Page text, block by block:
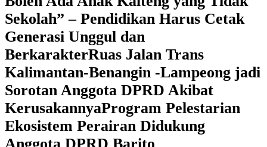
Sekolah” – Pendidikan Harus Cetak
Generasi Unggul dan
BerkarakterRuas Jalan Trans
Kalimantan-Benangin -Lampeong jadi
Sorotan Anggota DPRD Akibat
KerusakannyaProgram Pelestarian
Ekosistem Perairan Didukung